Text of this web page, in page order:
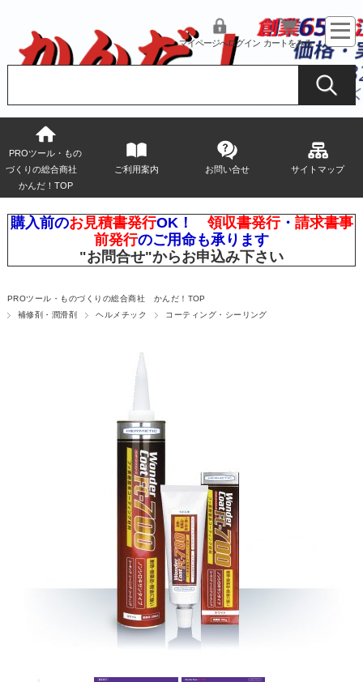
マイページへログイン カートをみる
PROツール・もの
づくりの総合商社
かんだ！TOP
ご利用案内 お問い合せ サイトマップ
購入前のお見積書発行OK！ 領収書発行・ 請求書事
前発行のご用命も承ります
"お問合せ"からお申込み下さい
PROツール・ものづくりの総合商社 かんだ！TOP
補修剤・潤滑剤
ヘルメチック コーティング・シーリング